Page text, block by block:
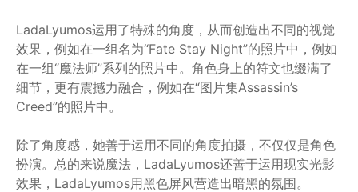
LadaLyumos运用了特殊的角度，从而创造出不同的视觉
效果，例如在一组名为“Fate Stay Night”的照片中，例如
在一组“魔法师”系列的照片中。角色身上的符文也缀满了
细节，更有震撼力融合，例如在“图片集Assassin’s
Creed”的照片中。
除了角度感，她善于运用不同的角度拍摄，不仅仅是角色
扮演。总的来说魔法，LadaLyumos还善于运用现实光影
效果，LadaLyumos用黑色屏风营造出暗黑的氛围。